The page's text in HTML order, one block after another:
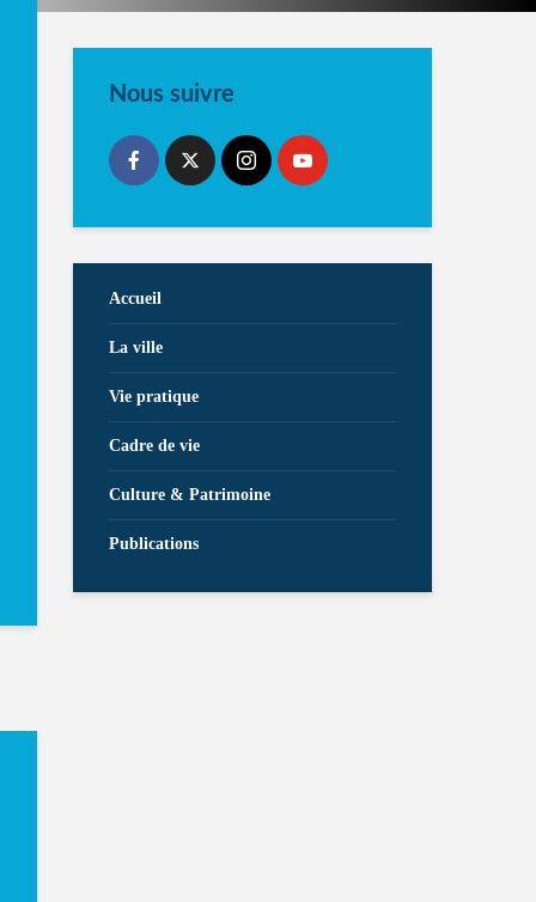
Nous suivre
Accueil
La ville
Vie pratique
Cadre de vie
Culture & Patrimoine
Publications